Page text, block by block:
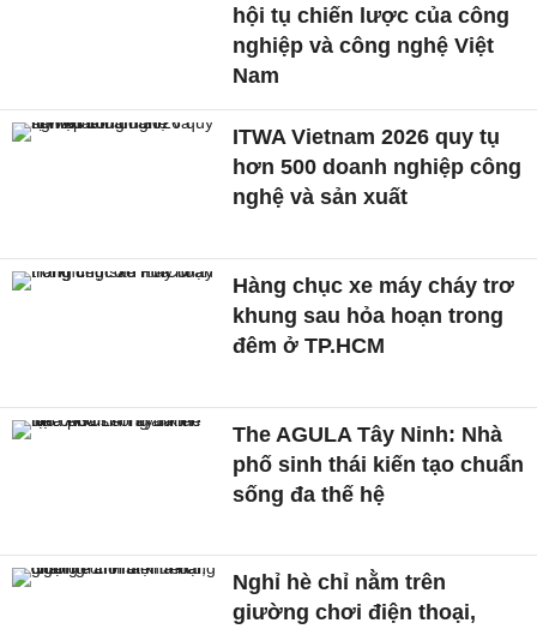
hội tụ chiến lược của công
nghiệp và công nghệ Việt
Nam
ITWA Vietnam 2026 quy tụ
hơn 500 doanh nghiệp công
nghệ và sản xuất
Hàng chục xe máy cháy trơ
khung sau hỏa hoạn trong
đêm ở TP.HCM
The AGULA Tây Ninh: Nhà
phố sinh thái kiến tạo chuẩn
sống đa thế hệ
Nghỉ hè chỉ nằm trên
giường chơi điện thoại,